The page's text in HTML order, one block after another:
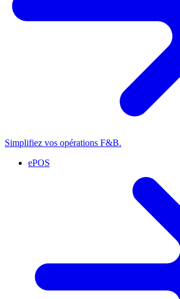
Simplifiez vos opérations F&B.
ePOS